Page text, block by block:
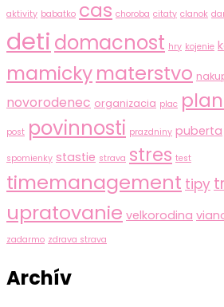
aktivity babatko cas choroba citaty clanok
deti domacnost hry kojenie
mamickymaterstvo
novorodenec organizacia plac
post povinnosti prazdniny puberta
spomienky stastie strava stres test
timemanagement tipy
upratovanie velkorodina
zadarmo zdrava strava
Archív